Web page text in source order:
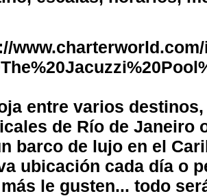
entre varios
de Río de Janeiro
barco de lujo en el
ubicación cada día o
le gusten... todo